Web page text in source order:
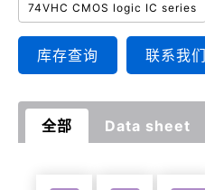
74VHC CMOS logic IC series
库存查询 联系我们
全部 Data sheet